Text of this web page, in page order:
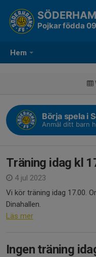
Hem
Pojkar födda
Börja spela i
Anmäl ditt barn
Träning idag kl
4 jul 2023
Vi kör träning idag 17.00.
Dinahallen.
Läs mer
Ingen träning